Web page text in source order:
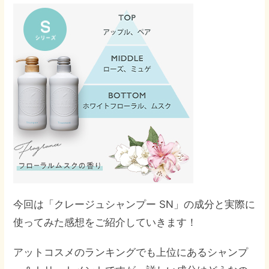
今回は「クレージュシャンプー SN」の成分と実際に
使ってみた感想をご紹介していきます！
アットコスメのランキングでも上位にあるシャンプ